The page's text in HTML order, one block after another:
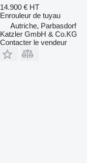
14.900 € HT
Enrouleur de tuyau
Autriche, Parbasdorf
Katzler GmbH & Co.KG
Contacter le vendeur